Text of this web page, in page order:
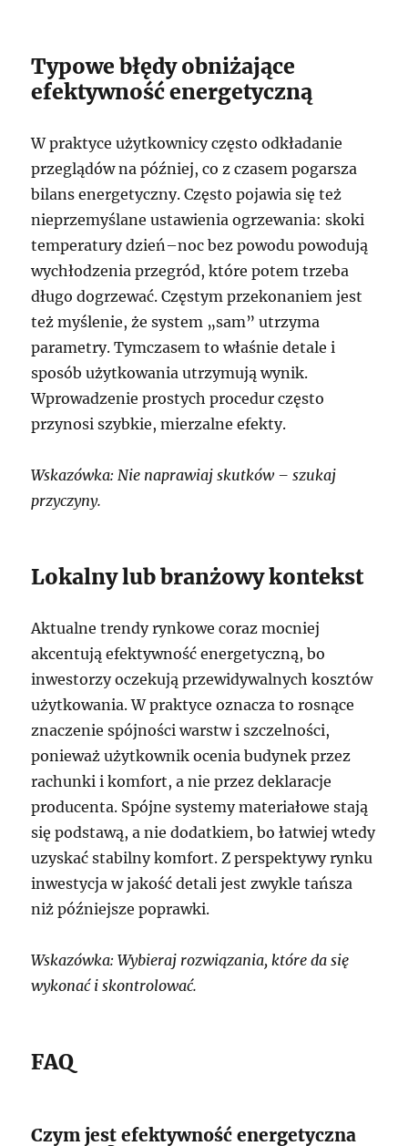
Typowe błędy obniżające
efektywność energetyczną
W praktyce użytkownicy często odkładanie
przeglądów na później, co z czasem pogarsza
bilans energetyczny. Często pojawia się też
nieprzemyślane ustawienia ogrzewania: skoki
temperatury dzień–noc bez powodu powodują
wychłodzenia przegród, które potem trzeba
długo dogrzewać. Częstym przekonaniem jest
też myślenie, że system „sam” utrzyma
parametry. Tymczasem to właśnie detale i
sposób użytkowania utrzymują wynik.
Wprowadzenie prostych procedur często
przynosi szybkie, mierzalne efekty.
Wskazówka: Nie naprawiaj skutków – szukaj
przyczyny.
Lokalny lub branżowy kontekst
Aktualne trendy rynkowe coraz mocniej
akcentują efektywność energetyczną, bo
inwestorzy oczekują przewidywalnych kosztów
użytkowania. W praktyce oznacza to rosnące
znaczenie spójności warstw i szczelności,
ponieważ użytkownik ocenia budynek przez
rachunki i komfort, a nie przez deklaracje
producenta. Spójne systemy materiałowe stają
się podstawą, a nie dodatkiem, bo łatwiej wtedy
uzyskać stabilny komfort. Z perspektywy rynku
inwestycja w jakość detali jest zwykle tańsza
niż późniejsze poprawki.
Wskazówka: Wybieraj rozwiązania, które da się
wykonać i skontrolować.
FAQ
Czym jest efektywność energetyczna